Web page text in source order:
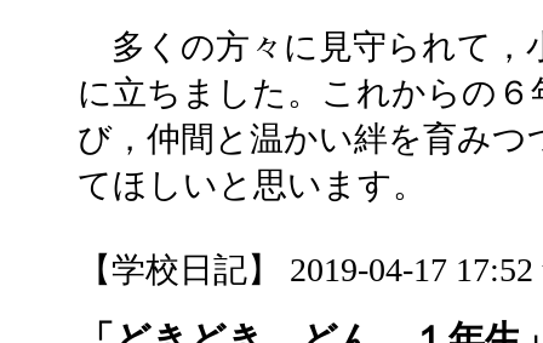
多くの方々に見守られて，
に立ちました。これからの
び，仲間と温かい絆を育み
てほしいと思います。
【学校日記】 2019-04-17 17:52